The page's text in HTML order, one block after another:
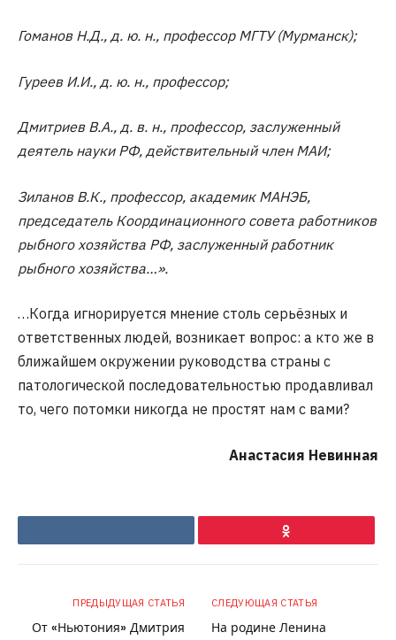
Гоманов Н.Д., д. ю. н., профессор МГТУ (Мурманск);
Гуреев И.И., д. ю. н., профессор;
Дмитриев В.А., д. в. н., профессор, заслуженный
деятель науки РФ, действительный член МАИ;
Зиланов В.К., профессор, академик МАНЭБ,
председатель Координационного совета работников
рыбного хозяйства РФ, заслуженный работник
рыбного хозяйства…».
…Когда игнорируется мнение столь серьёзных и
ответственных людей, возникает вопрос: а кто же в
ближайшем окружении руководства страны с
патологической последовательностью продавливал
то, чего потомки никогда не простят нам с вами?
Анастасия Невинная
Ok
ПРЕДЫДУЩАЯ СТАТЬЯ
От «Ньютония» Дмитрия
СЛЕДУЮЩАЯ СТАТЬЯ
На родине Ленина